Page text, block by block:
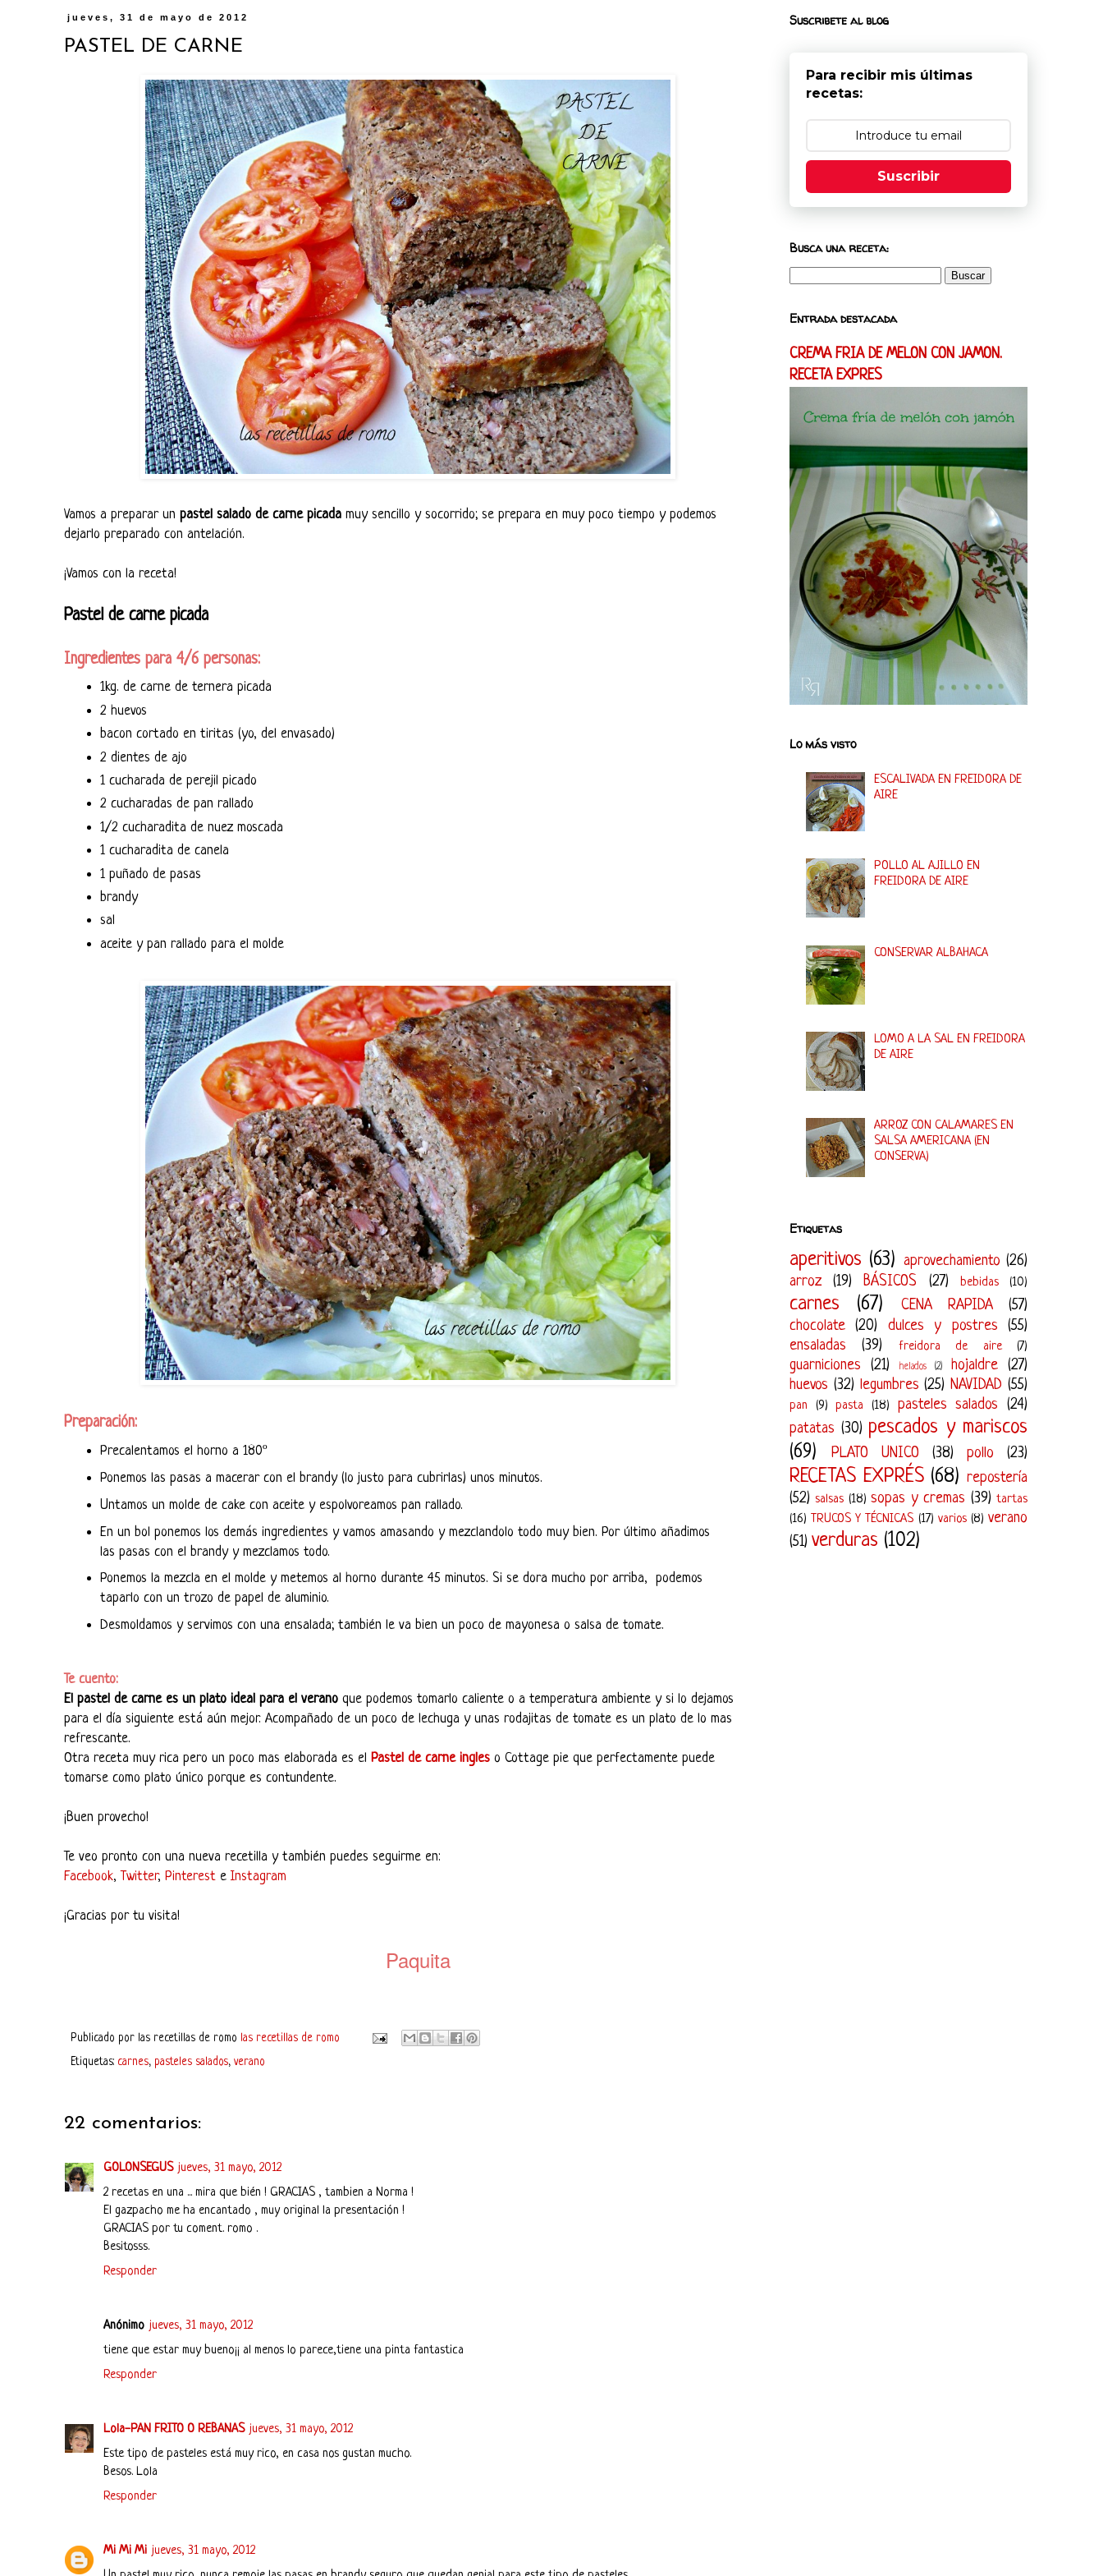
jueves, 31 de mayo de 2012
PASTEL DE CARNE
Vamos a preparar un pastel salado de carne picada muy sencillo y socorrido; se prepara en muy poco tiempo y podemos
dejarlo preparado con antelación.
¡Vamos con la receta!
Pastel de carne picada
Ingredientes para 4/6 personas:
1kg. de carne de ternera picada
2 huevos
bacon cortado en tiritas (yo, del envasado)
2 dientes de ajo
1 cucharada de perejil picado
2 cucharadas de pan rallado
1/2 cucharadita de nuez moscada
1 cucharadita de canela
1 puñado de pasas
brandy
sal
aceite y pan rallado para el molde
Preparación:
Precalentamos el horno a 180º
Ponemos las pasas a macerar con el brandy (lo justo para cubrirlas) unos minutos.
Untamos un molde de cake con aceite y espolvoreamos pan rallado.
En un bol ponemos los demás ingredientes y vamos amasando y mezclandolo todo muy bien. Por último añadimos
las pasas con el brandy y mezclamos todo.
Ponemos la mezcla en el molde y metemos al horno durante 45 minutos. Si se dora mucho por arriba, podemos
taparlo con un trozo de papel de aluminio.
Desmoldamos y servimos con una ensalada; también le va bien un poco de mayonesa o salsa de tomate.
Te cuento:
El pastel de carne es un plato ideal para el verano que podemos tomarlo caliente o a temperatura ambiente y si lo dejamos
para el día siguiente está aún mejor. Acompañado de un poco de lechuga y unas rodajitas de tomate es un plato de lo mas
refrescante.
Otra receta muy rica pero un poco mas elaborada es el Pastel de carne ingles o Cottage pie que perfectamente puede
tomarse como plato único porque es contundente.
¡Buen provecho!
Te veo pronto con una nueva recetilla y también puedes seguirme en:
Facebook,Twitter, Pinterest e Instagram
¡Gracias por tu visita!
Paquita
Publicado por las recetillas de romo las recetillas de romo
Etiquetas: carnes, pasteles salados, verano
22 comentarios:
GOLONSEGUS jueves, 31 mayo, 2012
2 recetas en una ... mira que bién ! GRACIAS , tambien a Norma !
El gazpacho me ha encantado , muy original la presentación !
GRACIAS por tu coment. romo .
Besitosss.
Responder
Anónimo jueves, 31 mayo, 2012
tiene que estar muy bueno¡¡ al menos lo parece,tiene una pinta fantastica
Responder
Lola-PAN FRITO O REBANAS jueves, 31 mayo, 2012
Este tipo de pasteles está muy rico, en casa nos gustan mucho.
Besos. Lola
Responder
Mi Mi Mi jueves, 31 mayo, 2012
Suscribete al blog
Para recibir mis últimas
recetas:
Suscribir
Busca una receta:
Entrada destacada
CREMA FRIA DE MELON CON JAMON.
RECETA EXPRES
Lo más visto
ESCALIVADA EN FREIDORA DE
AIRE
POLLO AL AJILLO EN
FREIDORA DE AIRE
CONSERVAR ALBAHACA
LOMO A LA SAL EN FREIDORA
DE AIRE
ARROZ CON CALAMARES EN
SALSA AMERICANA (EN
CONSERVA)
Etiquetas
aperitivos (63) aprovechamiento (26)
arroz
(19) BÁSICOS (27) bebidas (10)
carnes (67) CENA RAPIDA
(57)
chocolate
(20) dulces y postres
(55)
ensaladas
(39) freidora de aire (7)
guarniciones (21) helados (2) hojaldre
(27)
huevos (32) legumbres (25) NAVIDAD (55)
pan (9) pasta (18) pasteles salados
(24)
patatas (30) pescados y mariscos
(69)
PLATO UNICO (38) pollo (23)
RECETAS EXPRÉS (68) repostería
(52) salsas (18) sopas y cremas (39) tartas
(16) TRUCOS Y TÉCNICAS (17) varios (8) verano
(51) verduras (102)